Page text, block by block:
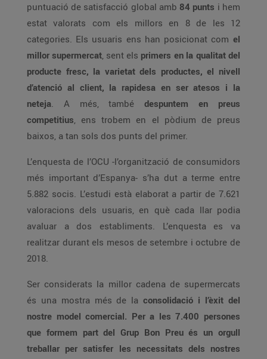
puntuació de satisfacció global amb 84 punts i hem
estat valorats com els millors en 8 de les 12
categories. Els usuaris ens han posicionat com el
millor supermercat, sent els primers en la qualitat del
producte fresc, la varietat dels productes, el nivell
d’atenció al client, la rapidesa en ser atesos i la
neteja. A més, també despuntem en preus
competitius, ens trobem en el pòdium de preus
baixos, a tan sols dos punts del primer.
L’enquesta de l’OCU -l’organització de consumidors
més important d’Espanya- s’ha dut a terme entre
5.882 socis. L’estudi està elaborat a partir de 7.621
valoracions dels usuaris, en què cada llar podia
avaluar a dos establiments. L’enquesta es va
realitzar durant els mesos de setembre i octubre de
2018.
Ser considerats la millor cadena de supermercats
és una mostra més de la consolidació i l’èxit del
nostre model comercial. Per a les 7.400 persones
que formem part del Grup Bon Preu és un orgull
treballar per satisfer les necessitats dels nostres